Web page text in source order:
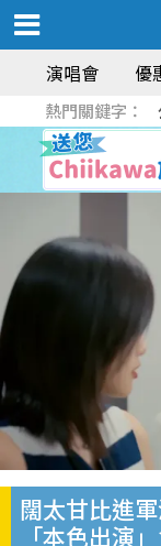
演唱會 優
熱門關鍵字：
闊太甘比進
「本色出演